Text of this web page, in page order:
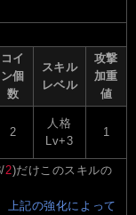
コイ
ン個
数
スキル
レベル
攻撃
加重
値
2
人格
Lv+3
1
2)だけこのスキルの
上記の強化によって